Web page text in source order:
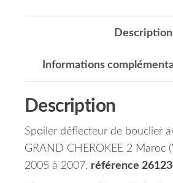
Description
Informations
Description
Spoiler déflecteur de bouclier
GRAND CHEROKEE 2 Maroc
2005 à 2007, référence